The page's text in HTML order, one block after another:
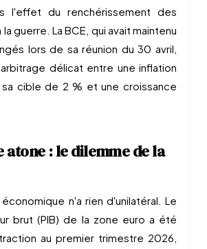
l'effet du renchérissement des
guerre. La BCE, qui avait maintenu
lors de sa réunion du 30 avril,
délicat entre une inflation
cible de 2 % et une croissance
atone : le dilemme de la
n'a rien d'unilatéral. Le
brut (PIB) de la zone euro a été
au premier trimestre 2026,